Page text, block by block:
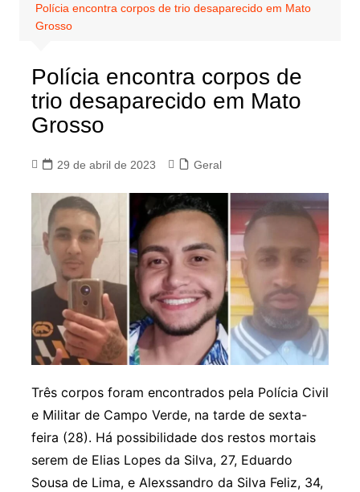
Polícia encontra corpos de trio desaparecido em Mato
Grosso
Polícia encontra corpos de
trio desaparecido em Mato
Grosso
29 de abril de 2023 Geral
Três corpos foram encontrados pela Polícia Civil
e Militar de Campo Verde, na tarde de sexta-
feira (28). Há possibilidade dos restos mortais
serem de Elias Lopes da Silva, 27, Eduardo
Sousa de Lima, e Alexssandro da Silva Feliz, 34,